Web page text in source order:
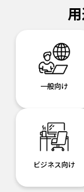
一般向け
ビジネス向け